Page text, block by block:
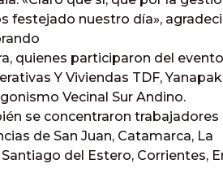
festejado nuestro día»,
quienes participaron del
Y Viviendas TDF,
Vecinal Sur Andino.
se concentraron
de San Juan, Catamarca, La
Santiago del Estero, Corrientes,